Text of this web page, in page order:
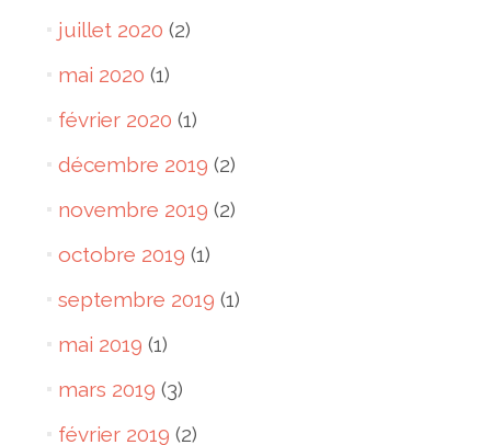
juillet 2020 (2)
mai 2020 (1)
février 2020 (1)
décembre 2019 (2)
novembre 2019 (2)
octobre 2019 (1)
septembre 2019 (1)
mai 2019 (1)
mars 2019 (3)
février 2019 (2)